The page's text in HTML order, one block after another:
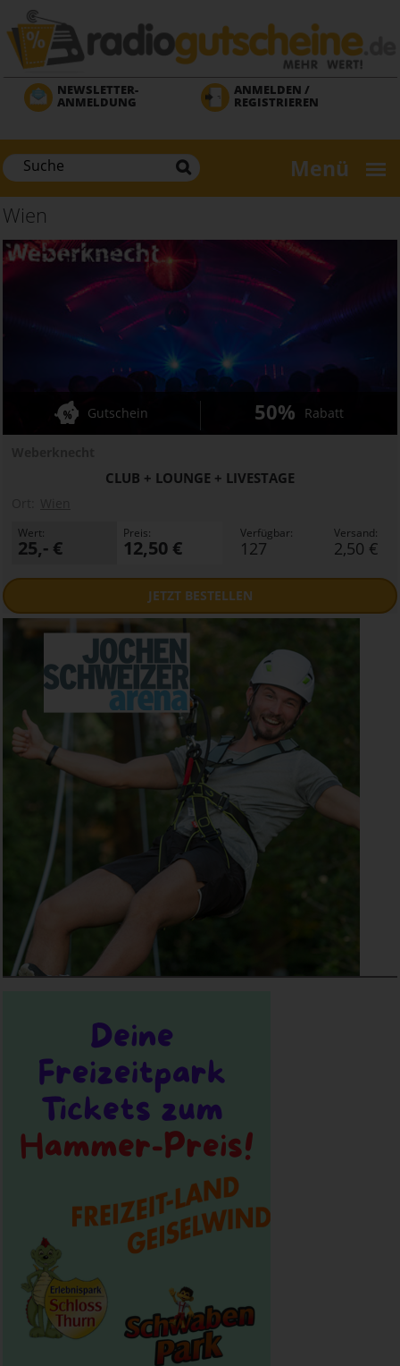
Direkt
zum
Inhalt
NEWSLETTER-
ANMELDUNG
ANMELDEN /
REGISTRIEREN
Menü
Wien
CLUB + LOUNGE + LIVESTAGE
Gutschein 50% Rabatt
Wert:
25,- €
Preis:
12,50 €
Verfügbar:
127
Versand:
2,50 €
JETZTBESTELLEN